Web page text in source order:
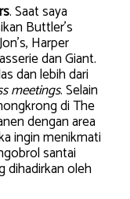
. Saat saya
Buttler’s
Harper
dan Giant.
dan lebih dari
meetings. Selain
di The
dengan area
ingin menikmati
santai
dihadirkan oleh